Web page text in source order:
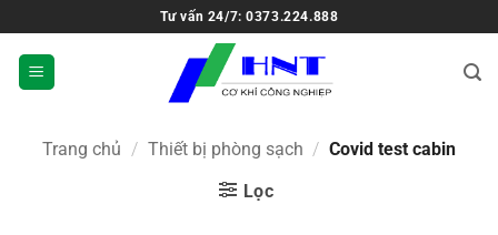
Tư vấn 24/7: 0373.224.888
Trang chủ / Thiết bị phòng sạch / Covid test cabin
Lọc